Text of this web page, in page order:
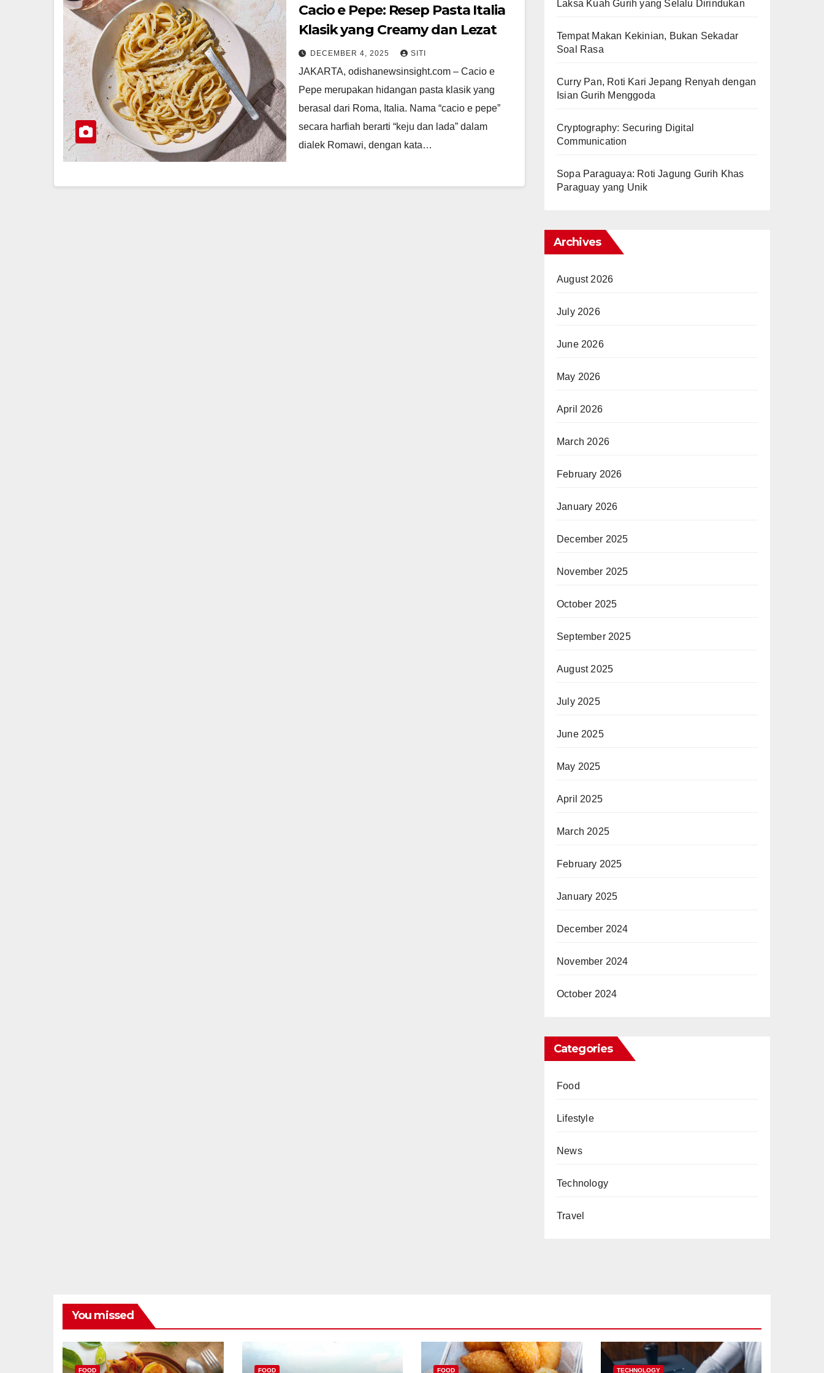
Cacio e Pepe: Resep Pasta Italia
Klasik yang Creamy dan Lezat
DECEMBER 4, 2025 SITI
JAKARTA, odishanewsinsight.com – Cacio e
Pepe merupakan hidangan pasta klasik yang
berasal dari Roma, Italia. Nama “cacio e pepe”
secara harfiah berarti “keju dan lada” dalam
dialek Romawi, dengan kata…
Laksa Kuah Gurih yang Selalu Dirindukan
Tempat Makan Kekinian, Bukan Sekadar
Soal Rasa
Curry Pan, Roti Kari Jepang Renyah dengan
Isian Gurih Menggoda
Cryptography: Securing Digital
Communication
Sopa Paraguaya: Roti Jagung Gurih Khas
Paraguay yang Unik
Archives
August 2026
July 2026
June 2026
May 2026
April 2026
March 2026
February 2026
January 2026
December 2025
November 2025
October 2025
September 2025
August 2025
July 2025
June 2025
May 2025
April 2025
March 2025
February 2025
January 2025
December 2024
November 2024
October 2024
Categories
Food
Lifestyle
News
Technology
Travel
You missed
FOOD FOOD FOOD TECHNOLOGY